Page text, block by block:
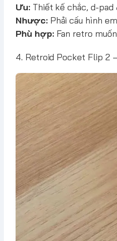
Ưu:Thiết kế chắc, d-pad
Nhược:Phải cấu hình
Phù hợp:Fan retro muốn
4. Retroid Pocket Flip 2